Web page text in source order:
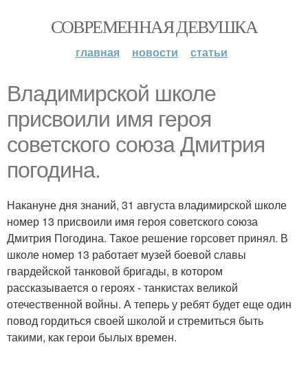
СОВРЕМЕННАЯ ДЕВУШКА
главная новости статьи
Владимирской школе
присвоили имя героя
советского союза Дмитрия
погодина.
Накануне дня знаний, 31 августа владимирской школе
номер 13 присвоили имя героя советского союза
Дмитрия Погодина. Такое решение горсовет принял. В
школе номер 13 работает музей боевой славы
гвардейской танковой бригады, в котором
рассказывается о героях - танкистах великой
отечественной войны. А теперь у ребят будет еще один
повод гордиться своей школой и стремиться быть
такими, как герои былых времен.